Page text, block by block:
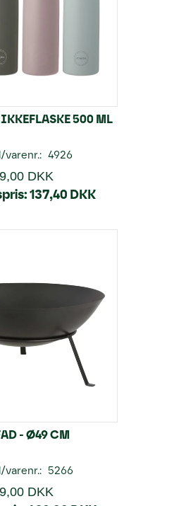
500 ML
varenr.: 4926
DKK
137,40 DKK
- Ø49 CM
varenr.: 5266
DKK